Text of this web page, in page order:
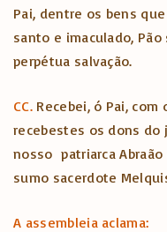
Pai, dentre os bens
santo e imaculado,
perpétua salvação.
CC. Recebei, ó Pai,
recebestes os dons
nosso patriarca
sumo sacerdote
A assembleia aclama: